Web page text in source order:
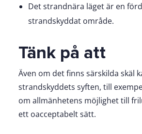
Det strandnära läget är en
strandskyddat område.
Tänk på att
Även om det finns särskilda skäl
strandskyddets syften, till
om allmänhetens möjlighet till
ett oacceptabelt sätt.